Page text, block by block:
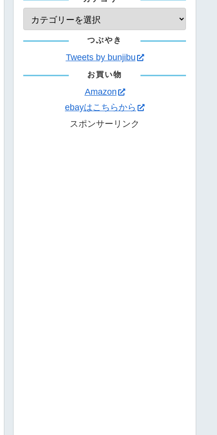
つぶやき
Tweets by bunjibu
お買い物
Amazon
ebayはこちらから
スポンサーリンク